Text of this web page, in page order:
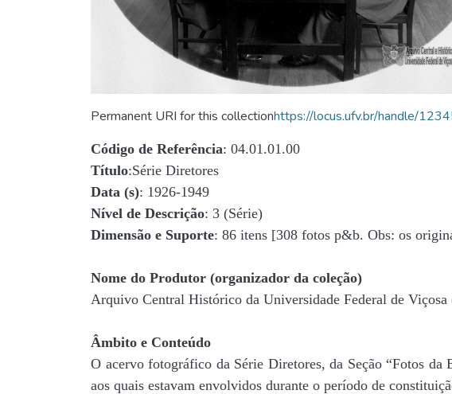
Permanent URI for this collectionhttps://locus.ufv.br/handle/
Código de Referência: 04.01.01.00
Título:Série Diretores
Data (s): 1926-1949
Nível de Descrição: 3 (Série)
Dimensão e Suporte: 86 itens [308 fotos p&b. Obs: os
Nome do Produtor (organizador da coleção)
Arquivo Central Histórico da Universidade Federal de
Âmbito e Conteúdo
O acervo fotográfico da Série Diretores, da Seção “Fotos
aos quais estavam envolvidos durante o período de